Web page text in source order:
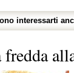
interessarti
fredda